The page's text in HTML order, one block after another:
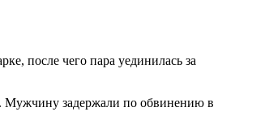
после чего пара уединилась за
Мужчину задержали по обвинению в